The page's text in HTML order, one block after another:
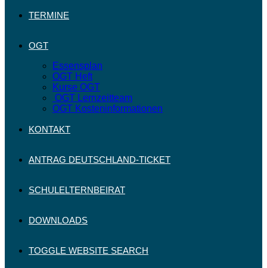
TERMINE
OGT
Essensplan
OGT Heft
Kurse OGT
OGT Lernzeitteam
OGT Kosteninformationen
KONTAKT
ANTRAG DEUTSCHLAND-TICKET
SCHULELTERNBEIRAT
DOWNLOADS
TOGGLE WEBSITE SEARCH